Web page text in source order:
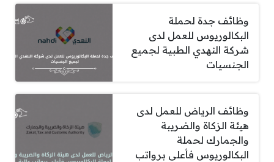
وظائف جدة لحملة
البكالوريوس للعمل لدى
شركة النهدي الطبية لجميع
الجنسيات
وظائف الرياض للعمل لدى
هيئة الزكاة والضريبة
والجمارك لحملة
البكالوريوس فأعلى برواتب